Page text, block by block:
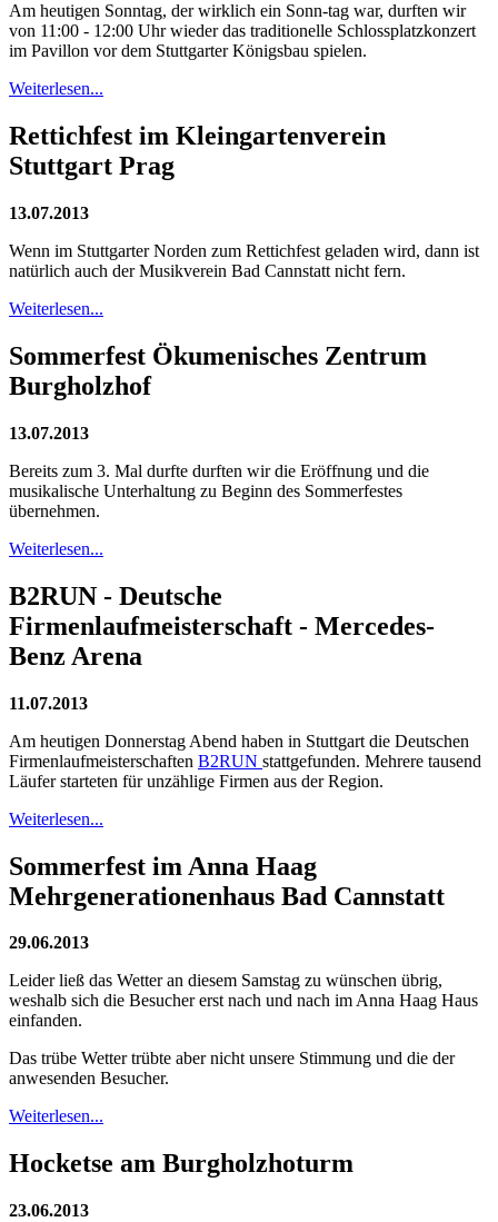
Am heutigen Sonntag, der wirklich ein Sonn-tag war, durften wir
von 11:00 - 12:00 Uhr wieder das traditionelle Schlossplatzkonzert
im Pavillon vor dem Stuttgarter Königsbau spielen.
Weiterlesen...
Rettichfest im Kleingartenverein
Stuttgart Prag
13.07.2013
Wenn im Stuttgarter Norden zum Rettichfest geladen wird, dann ist
natürlich auch der Musikverein Bad Cannstatt nicht fern.
Weiterlesen...
Sommerfest Ökumenisches Zentrum
Burgholzhof
13.07.2013
Bereits zum 3. Mal durfte durften wir die Eröffnung und die
musikalische Unterhaltung zu Beginn des Sommerfestes
übernehmen.
Weiterlesen...
B2RUN - Deutsche
Firmenlaufmeisterschaft - Mercedes-
Benz Arena
11.07.2013
Am heutigen Donnerstag Abend haben in Stuttgart die Deutschen
Firmenlaufmeisterschaften B2RUN stattgefunden. Mehrere tausend
Läufer starteten für unzählige Firmen aus der Region.
Weiterlesen...
Sommerfest im Anna Haag
Mehrgenerationenhaus Bad Cannstatt
29.06.2013
Leider ließ das Wetter an diesem Samstag zu wünschen übrig,
weshalb sich die Besucher erst nach und nach im Anna Haag Haus
einfanden.
Das trübe Wetter trübte aber nicht unsere Stimmung und die der
anwesenden Besucher.
Weiterlesen...
Hocketse am Burgholzhoturm
23.06.2013